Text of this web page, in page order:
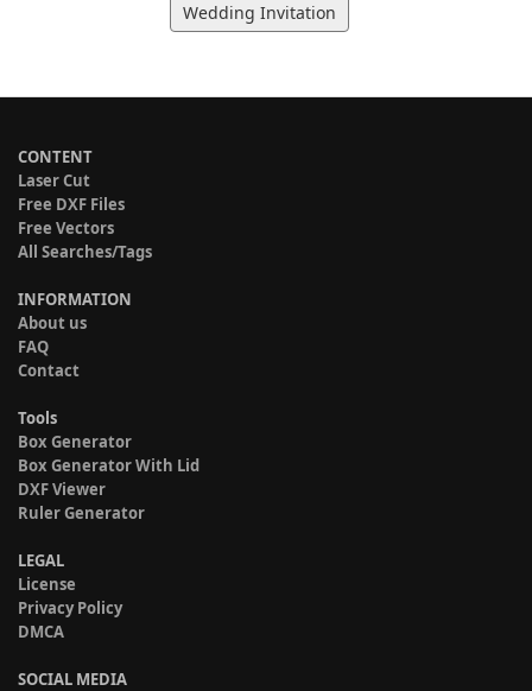
Wedding Invitation
CONTENT
Laser Cut
Free DXF Files
Free Vectors
All Searches/Tags
INFORMATION
About us
FAQ
Contact
Tools
Box Generator
Box Generator With Lid
DXF Viewer
Ruler Generator
LEGAL
License
Privacy Policy
DMCA
SOCIAL MEDIA